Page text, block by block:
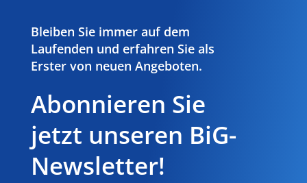
Bleiben Sie immer auf dem
Laufenden und erfahren Sie als
Erster von neuen Angeboten.
Abonnieren Sie
jetzt unseren BiG-
Newsletter!